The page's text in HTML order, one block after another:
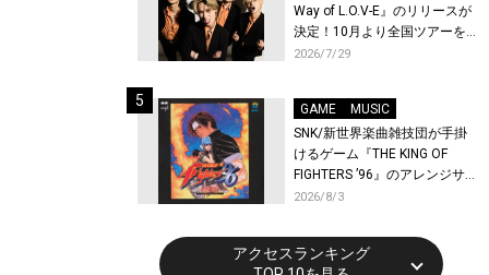
Way of L.O.V-E』のリリースが
決定！10月より全国ツアーを
開催！
2026/7/29
GAME
MUSIC
SNK/新世界楽曲雑技団が手掛
けるゲーム『THE KING OF
FIGHTERS ’96』のアレンジサ
ウンドトラックが配信開始！
2026/8/3
アクセスランキング